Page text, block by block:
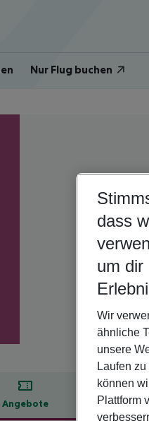
Nur Flug buchen
Angebote
dass
um dir
Wir
ähnliche
unsere
Laufen
können
Plattform